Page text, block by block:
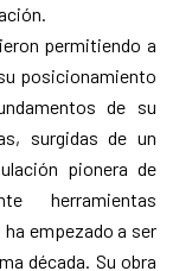
permitiendo a
posicionamiento
de su
surgidas de un
pionera de
herramientas
empezado a ser
década. Su obra